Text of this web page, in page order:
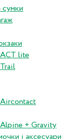
lite
+ Gravity